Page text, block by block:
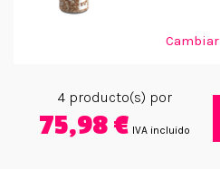
Cambiar
4producto(s) por
75,98 € IVA incluido